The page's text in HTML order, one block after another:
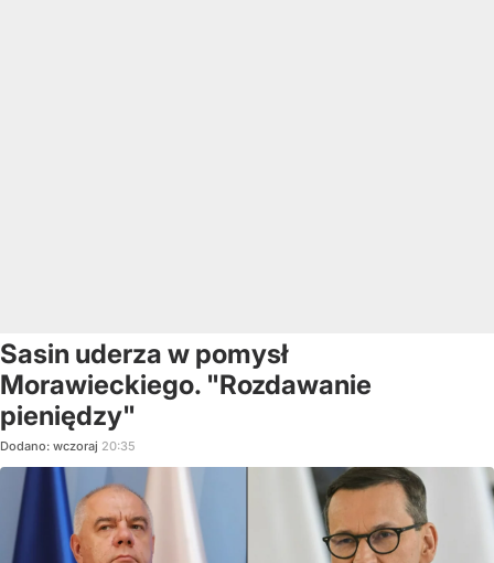
Sasin uderza w pomysł
Morawieckiego. "Rozdawanie
pieniędzy"
Dodano: wczoraj 20:35